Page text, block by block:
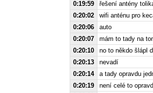
0:19:59
řešení antény
0:20:02
wifi anténu pro
0:20:06
auto
0:20:07
mám to tady na
0:20:10
no to někdo šlápl
0:20:13
nevadí
0:20:14
a tady opravdu
0:20:19
není celé to